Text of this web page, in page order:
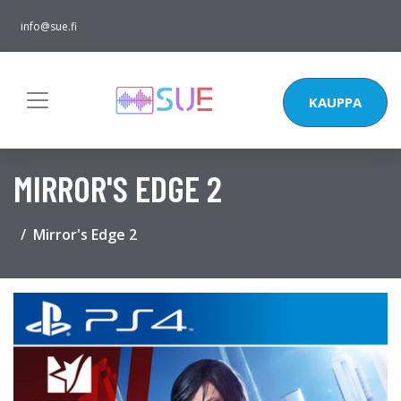
info@sue.fi
KAUPPA
MIRROR'S EDGE 2
Mirror's Edge 2